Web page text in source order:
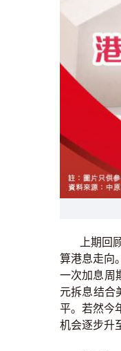
上期回顾
算港息走向
一次加息周
元拆息结合
平。若然今
机会逐步升